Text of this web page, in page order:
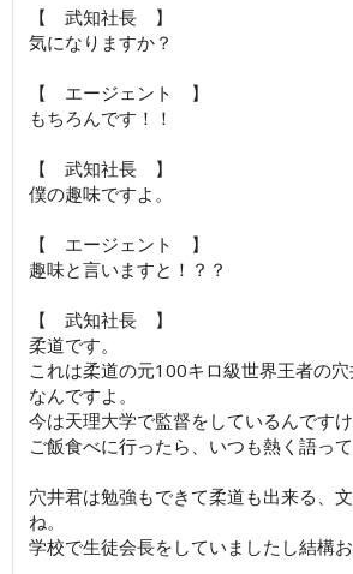
【 武知社長 】
気になりますか？
【 エージェント 】
もちろんです！！
【 武知社長 】
僕の趣味ですよ。
【 エージェント 】
趣味と言いますと！？？
【 武知社長 】
柔道です。
これは柔道の元100キロ級世界王者の
なんですよ。
今は天理大学で監督をしているんですけ
ご飯食べに行ったら、いつも熱く語って
穴井君は勉強もできて柔道も出来る、
ね。
学校で生徒会長をしていましたし結構お